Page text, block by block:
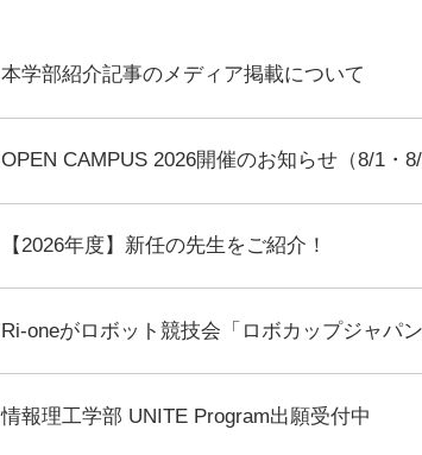
本学部紹介記事のメディア掲載について
OPEN CAMPUS 2026開催のお知らせ（8/1・8/
【2026年度】新任の先生をご紹介！
Ri-oneがロボット競技会「ロボカップジャパ
情報理工学部 UNITE Program出願受付中